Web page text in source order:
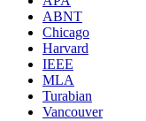
ABNT
Chicago
Harvard
IEEE
MLA
Turabian
Vancouver